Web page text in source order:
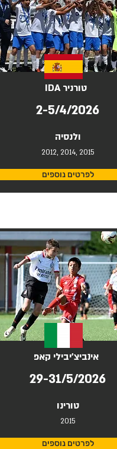
IDA טורניר
2-5/4/2026
ולנסיה
2012, 2014, 2015
לפרטים נוספים
אינביצ'יבילי קאפ
29-31/5/2026
טורינו
2015
לפרטים נוספים